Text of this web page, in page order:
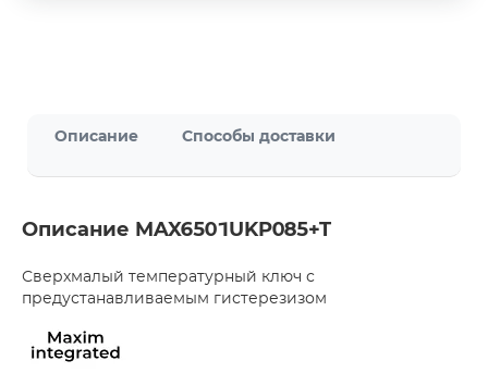
Описание Способы доставки
Описание MAX6501UKP085+T
Сверхмалый температурный ключ с
предустанавливаемым гистерезизом